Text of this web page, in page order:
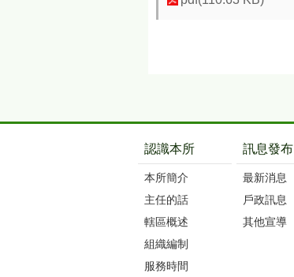
認識本所
本所簡介
主任的話
轄區概述
組織編制
服務時間
訊息發布
最新消息
戶政訊息
其他宣導